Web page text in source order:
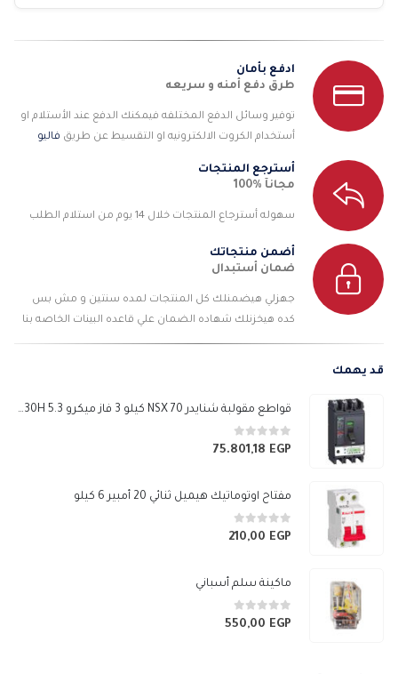
ادفع بأمان
طرق دفع أمنه و سريعه
توفير وسائل الدفع المختلفه فيمكنك الدفع عند الأستلام او
أستخدام الكروت الالكترونيه او التقسيط عن طريق فاليو
أسترجع المنتجات
مجانآ %100
سهوله أسترجاع المنتجات خلال 14 يوم من استلام الطلب
أضمن منتجاتك
ضمان أستبدال
جهزلي هيضمنلك كل المنتجات لمده سنتين و مش بس
كده هيخزنلك شهاده الضمان علي قاعده البينات الخاصه بنا
قد يهمك
قواطع مقولبة شنايدر NSX 70 كيلو 3 فاز ميكرو 5.3 E 630H
0من 575.801,18 EGP
مفتاح اوتوماتيك هيميل ثنائي 20 أمبير 6 كيلو
0من 5210,00 EGP
ماكينة سلم أسباني
0من 5550,00 EGP